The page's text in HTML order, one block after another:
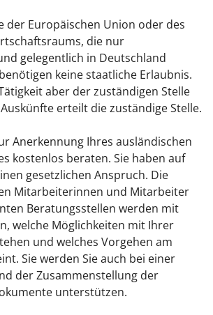
der Europäischen Union oder des
die nur
gelegentlich in Deutschland
keine staatliche Erlaubnis.
aber der zuständigen Stelle
erteilt die zuständige Stelle.
Anerkennung Ihres ausländischen
kostenlos beraten. Sie haben auf
gesetzlichen Anspruch. Die
Mitarbeiterinnen und Mitarbeiter
Beratungsstellen werden mit
welche Möglichkeiten mit Ihrer
und welches Vorgehen am
Sie werden Sie auch bei einer
der Zusammenstellung der
unterstützen.